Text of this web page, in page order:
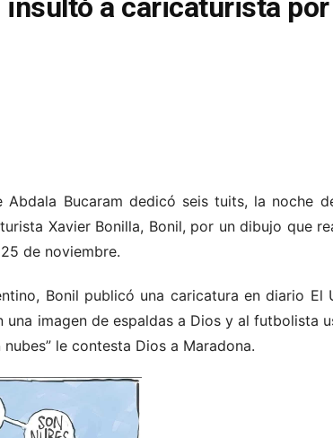
insultó a caricaturista por
Abdala Bucaram dedicó seis tuits, la noche
Xavier Bonilla, Bonil, por un dibujo que
de noviembre.
Bonil publicó una caricatura en diario El
imagen de espaldas a Dios y al futbolista
le contesta Dios a Maradona.